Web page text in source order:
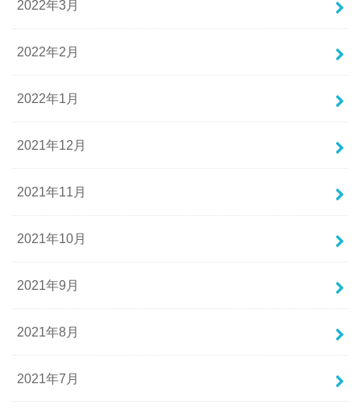
2022年3月
2022年2月
2022年1月
2021年12月
2021年11月
2021年10月
2021年9月
2021年8月
2021年7月